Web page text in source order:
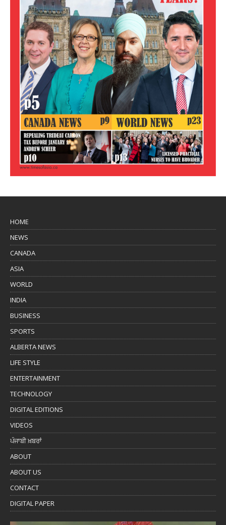
HOME
NEWS
CANADA
ASIA
WORLD
INDIA
BUSINESS
SPORTS
ALBERTA NEWS
LIFE STYLE
ENTERTAINMENT
TECHNOLOGY
DIGITAL EDITIONS
VIDEOS
ਪੰਜਾਬੀ ਖ਼ਬਰਾਂ
ABOUT
ABOUT US
CONTACT
DIGITAL PAPER